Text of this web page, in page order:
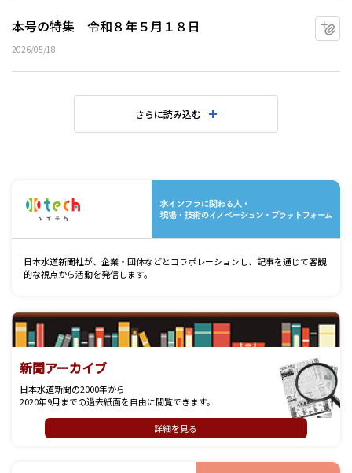
本号の特集 令和８年５月１８日
2026/05/18
さらに読み込む
日本水道新聞社が、企業・団体などとコラボレーションし、記事を通じて客観
的な視点から活動を発信します。
新聞アーカイブ
日本水道新聞の2000年から
2020年9月までの過去紙面を自由に閲覧できます。
詳細を見る